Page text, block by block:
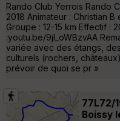
Rando Club Yerrois Rando
2018 Animateur : Christian
Groupe : 12-15 km Effectif :
:youtu.be/9jI_oWBzvAA
variée avec des étangs,
culturels (rochers,
prévoir de quoi se pr »
77L72/
Boissy